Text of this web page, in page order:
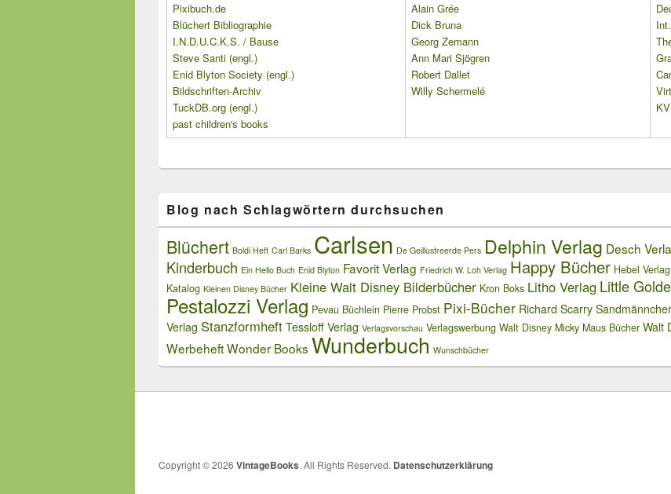
Pixibuch.de
Blüchert Bibliographie
I.N.D.U.C.K.S. / Bause
Steve Santi (engl.)
Enid Blyton Society (engl.)
Bildschriften-Archiv
TuckDB.org (engl.)
past children's books
Alain Grée
Dick Bruna
Georg Zemann
Ann Mari Sjögren
Robert Dallet
Willy Schermelé
Blog nach Schlagwörtern durchsuchen
Blüchert Boldi Heft Carl Barks Carlsen De Geillustreerde Pers Delphin Verlag Desch
Kinderbuch Ein Hello Buch Enid Blyton Favorit Verlag Friedrich W. Loh Verlag Happy Bücher Hebel Verlag
Katalog Kleinen Disney Bücher Kleine Walt Disney Bilderbücher Kron Boks Litho Verlag Little
Pestalozzi Verlag Pevau Büchlein Pierre Probst Pixi-Bücher Richard Scarry
Verlag Stanzformheft Tessloff Verlag Verlagsvorschau Verlagswerbung Walt Disney Micky Maus Bücher Walt
WerbeheftWonder Books Wunderbuch Wunschbücher
Copyright © 2026 VintageBooks. All Rights Reserved. Datenschutzerklärung